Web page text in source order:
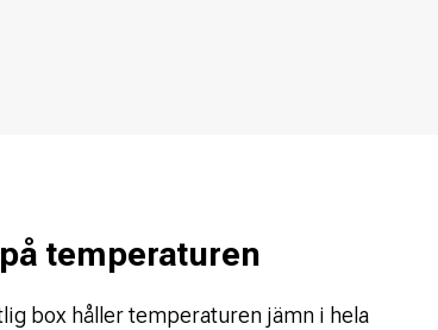
temperaturen
box håller temperaturen jämn i hela